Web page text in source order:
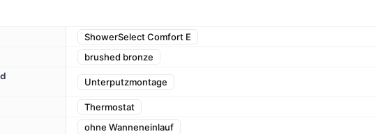
ShowerSelect Comfort E
brushed bronze
Unterputzmontage
Thermostat
ohne Wanneneinlauf